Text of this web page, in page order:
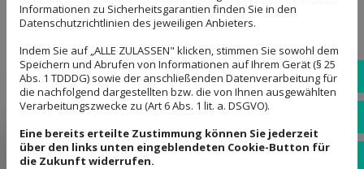
Abwicklung zu transparenten Preisen ist Ihnen somit
Seit Jahren arbeiten wir in der Branche und wissen,
worauf es bei einer Entrümpelung ankommt. Bei einer
unverbindlichen Besichtigung nehmen wir die Art und
den Umfang der Arbeiten auf. Auf dieser Grundlage
erstellen wir Ihnen ein günstiges Angebot. Erst danach
Informationen zu Sicherheitsgarantien finden Sie in den
Datenschutzrichtlinien des jeweiligen Anbieters.
Indem Sie auf „ALLE ZULASSEN" klicken, stimmen Sie sowohl dem
Speichern und Abrufen von Informationen auf Ihrem Gerät (§ 25
Abs. 1 TDDDG) sowie der anschließenden Datenverarbeitung für
die nachfolgend dargestellten bzw. die von Ihnen ausgewählten
Verarbeitungszwecke zu (Art 6 Abs. 1 lit. a. DSGVO).
Eine bereits erteilte Zustimmung können Sie jederzeit
über den links unten eingeblendeten Cookie-Button für
die Zukunft widerrufen.